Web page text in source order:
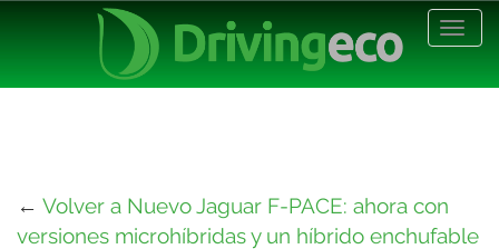
← Volver a Nuevo Jaguar F-PACE: ahora con
versiones microhíbridas y un híbrido enchufable